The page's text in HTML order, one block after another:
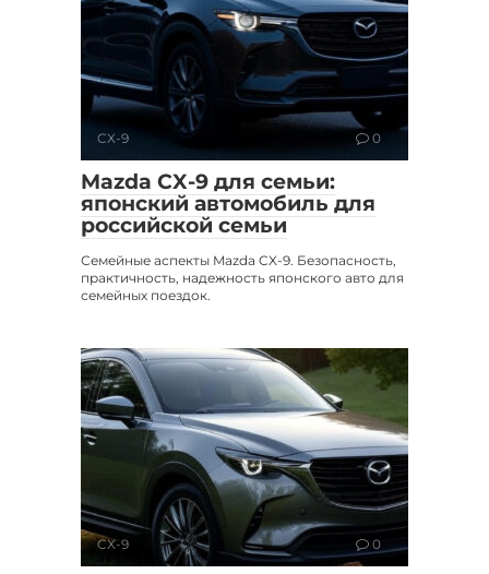
CX-9 0
Mazda CX-9 для семьи:
японский автомобиль для
российской семьи
Семейные аспекты Mazda CX-9. Безопасность,
практичность, надежность японского авто для
семейных поездок.
CX-9 0